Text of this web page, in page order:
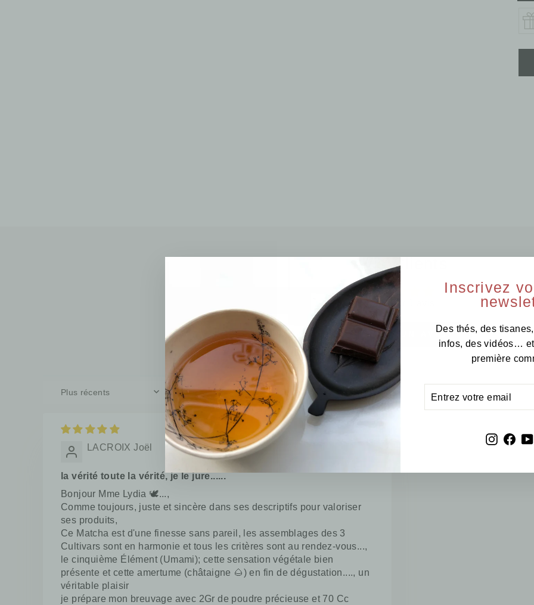
Inscrivez
Des thés, des
infos, des vidéos… et
première
VOTRE
EMAIL
Avis Clients
Basé sur 1 avis
ÉCRIRE UN AVIS
SORT BY
LACROIX Joël
la vérité toute la vérité, je le jure......
Bonjour Mme Lydia 🕊...,
Comme toujours, juste et sincère dans ses descriptifs pour valoriser
ses produits,
Ce Matcha est d'une finesse sans pareil, les assemblages des 3
Cultivars sont en harmonie et tous les critères sont au rendez-vous...,
le cinquième Élément (Umami); cette sensation végétale bien
présente et cette amertume (châtaigne 🌰) en fin de dégustation...., un
véritable plaisir
je prépare mon breuvage avec 2Gr de poudre précieuse et 70 Cc